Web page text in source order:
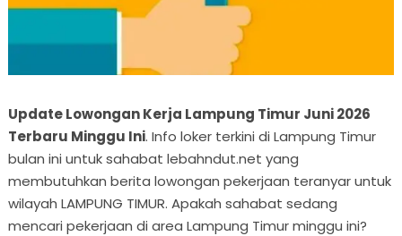
Update Lowongan Kerja Lampung Timur Juni 2026
Terbaru Minggu Ini. Info loker terkini di Lampung Timur
bulan ini untuk sahabat lebahndut.net yang
membutuhkan berita lowongan pekerjaan teranyar untuk
wilayah LAMPUNG TIMUR. Apakah sahabat sedang
mencari pekerjaan di area Lampung Timur minggu ini?